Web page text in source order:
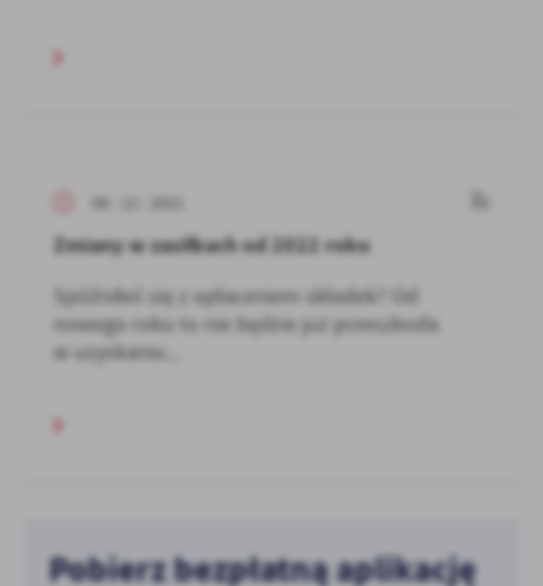
08 - 12 - 2021
Zmiany w zasiłkach od 2022 roku
Spóźniłeś się z opłaceniem składek? Od
nowego roku to nie będzie już przeszkoda
w uzyskaniu...
Pobierz bezpłatną aplikację